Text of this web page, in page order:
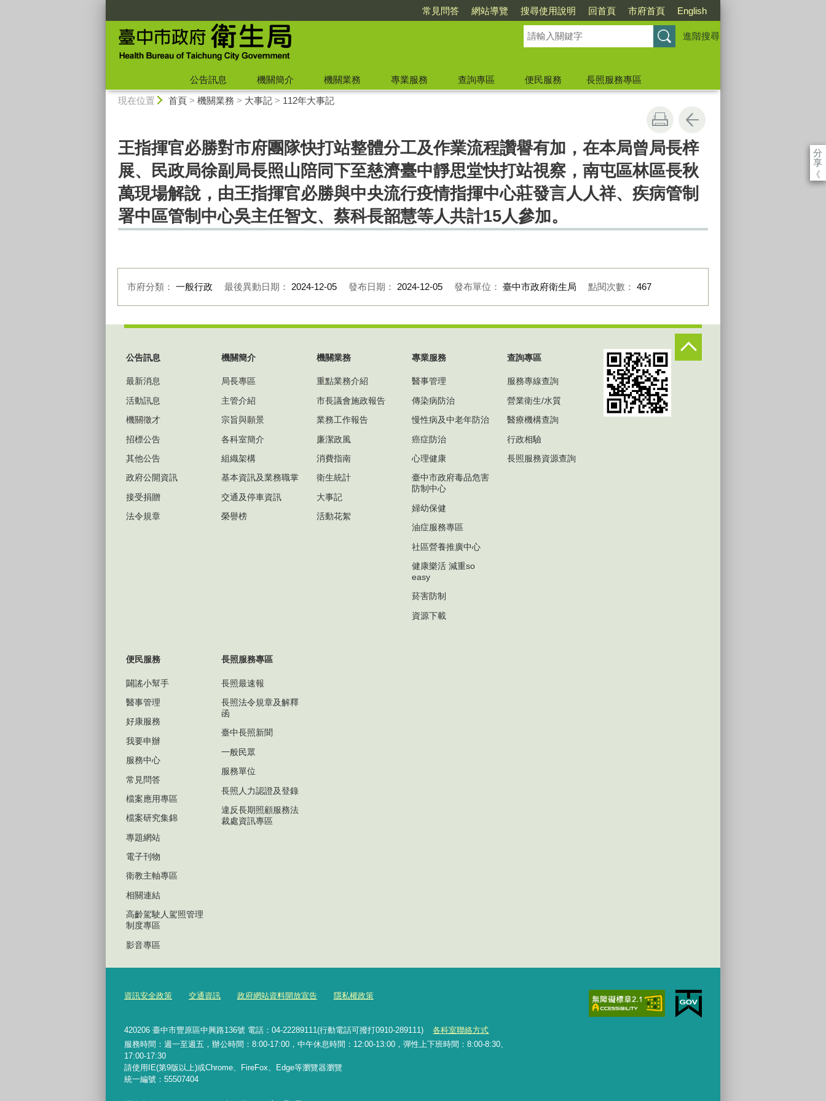
常見問答 網站導覽 搜尋使用說明 回首頁 市府首頁 English
進階搜尋
公告訊息 機關簡介 機關業務 專業服務 查詢專區 便民服務
長照服務專區
現在位置 首頁> 機關業務 > 大事記> 112年大事記
分
享
《
王指揮官必勝對市府團隊快打站整體分工及作業流程讚譽有加，在本局曾局長梓
展、民政局徐副局長照山陪同下至慈濟臺中靜思堂快打站視察，南屯區林區長秋
萬現場解說，由王指揮官必勝與中央流行疫情指揮中心莊發言人人祥、疾病管制
署中區管制中心吳主任智文、蔡科長韶慧等人共計15人參加。
市府分類： 一般行政 最後異動日期： 2024-12-05 發布日期： 2024-12-05 發布單位： 臺中市政府衛生局 點閱次數： 467
公告訊息
最新消息
活動訊息
機關徵才
招標公告
其他公告
政府公開資訊
接受捐贈
法令規章
機關簡介
局長專區
主管介紹
宗旨與願景
各科室簡介
組織架構
基本資訊及業務職掌
交通及停車資訊
榮譽榜
機關業務
重點業務介紹
市長議會施政報告
業務工作報告
廉潔政風
消費指南
衛生統計
大事記
活動花絮
專業服務
醫事管理
傳染病防治
慢性病及中老年防治
癌症防治
心理健康
臺中市政府毒品危害
防制中心
婦幼保健
油症服務專區
社區營養推廣中心
健康樂活 減重so
easy
菸害防制
資源下載
查詢專區
服務專線查詢
營業衛生/水質
醫療機構查詢
行政相驗
長照服務資源查詢
便民服務
闢謠小幫手
醫事管理
好康服務
我要申辦
服務中心
常見問答
檔案應用專區
檔案研究集錦
專題網站
電子刊物
衛教主軸專區
相關連結
高齡駕駛人駕照管理
制度專區
影音專區
長照服務專區
長照最速報
長照法令規章及解釋
函
臺中長照新聞
一般民眾
服務單位
長照人力認證及登錄
違反長期照顧服務法
裁處資訊專區
資訊安全政策 交通資訊 政府網站資料開放宣告 隱私權政策
420206 臺中市豐原區中興路136號 電話：04-22289111(行動電話可撥打0910-289111)
各科室聯絡方式
服務時間：週一至週五，辦公時間：8:00-17:00，中午休息時間：12:00-13:00，彈性上下班時間：8:00-8:30、
17:00-17:30
請使用IE(第9版以上)或Chrome、FireFox、Edge等瀏覽器瀏覽
統一編號：55507404